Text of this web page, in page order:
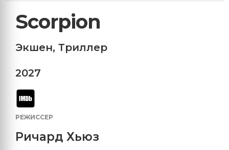
Scorpion
Экшен, Триллер
2027
РЕЖИССЕР
Ричард Хьюз